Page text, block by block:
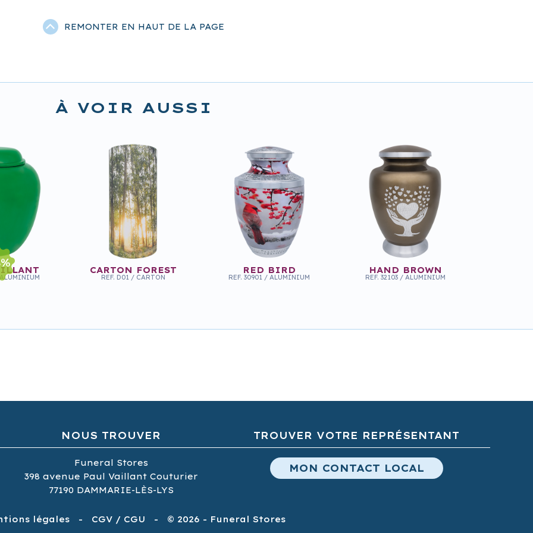
REMONTER EN HAUT DE LA PAGE
À VOIR AUSSI
%
CARTON FOREST
REF. D01 / CARTON
RED BIRD
REF. 30901 / ALUMINIUM
HAND BROWN
REF. 32103 / ALUMINIUM
BIANCA
NOUS TROUVER
Funeral Stores
398 avenue Paul Vaillant Couturier
77190 DAMMARIE-LÈS-LYS
TROUVER VOTRE REPRÉSENTANT
MON CONTACT LOCAL
légales - CGV / CGU - © 2026 - Funeral Stores